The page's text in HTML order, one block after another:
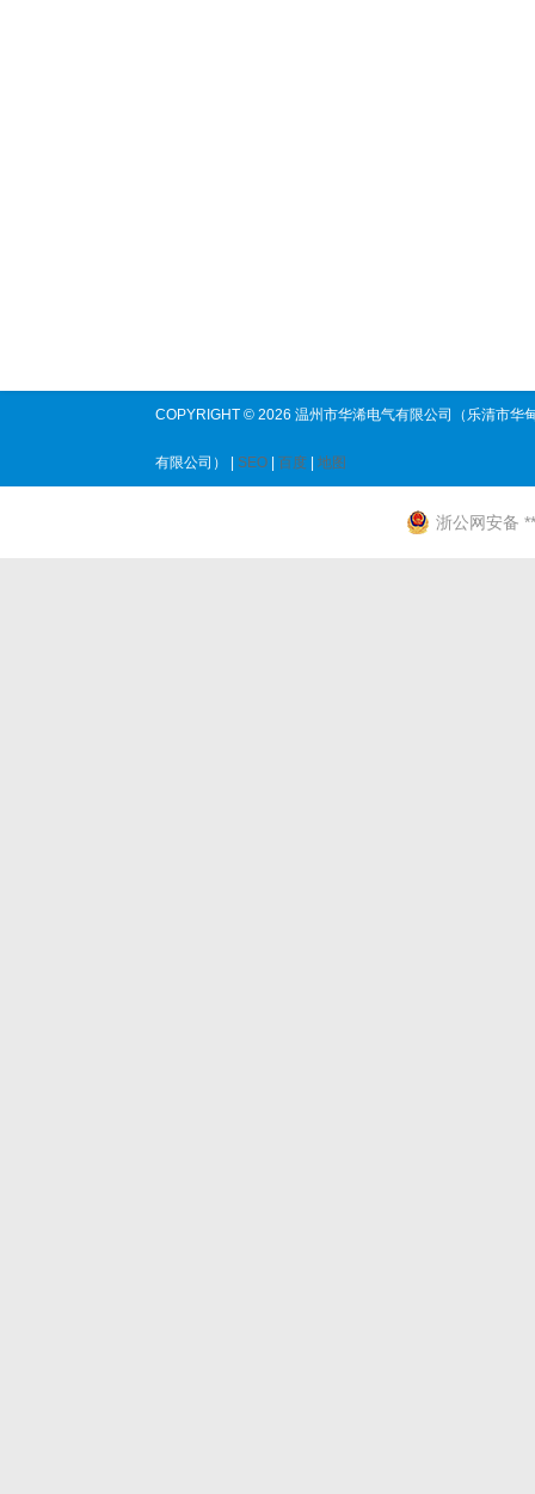
COPYRIGHT © 2026 温州市华浠电气有限公司（乐清市华
有限公司） | SEO 百度 地图
浙公网安备